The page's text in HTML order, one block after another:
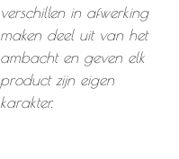
verschillen in afwerking
maken deel uit van het
ambacht en geven elk
product zijn eigen
karakter.